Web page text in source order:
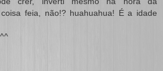
feia, não!? huahuahua! É a idade